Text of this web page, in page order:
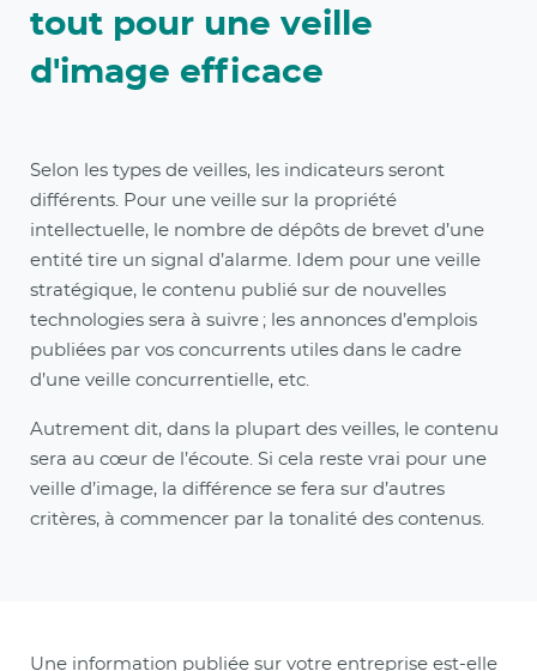
tout pour une veille
d'image efficace
Selon les types de veilles, les indicateurs seront
différents. Pour une veille sur la propriété
intellectuelle, le nombre de dépôts de brevet d’une
entité tire un signal d’alarme. Idem pour une veille
stratégique, le contenu publié sur de nouvelles
technologies sera à suivre ; les annonces d’emplois
publiées par vos concurrents utiles dans le cadre
d’une veille concurrentielle, etc.
Autrement dit, dans la plupart des veilles, le contenu
sera au cœur de l’écoute. Si cela reste vrai pour une
veille d’image, la différence se fera sur d’autres
critères, à commencer par la tonalité des contenus.
Une information publiée sur votre entreprise est-elle